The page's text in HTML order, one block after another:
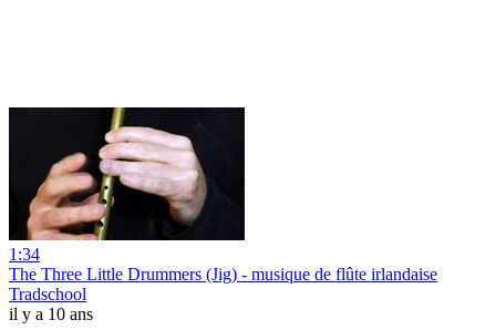
1:34
The Three Little Drummers (Jig) - musique de flûte irlandaise
Tradschool
il y a 10 ans